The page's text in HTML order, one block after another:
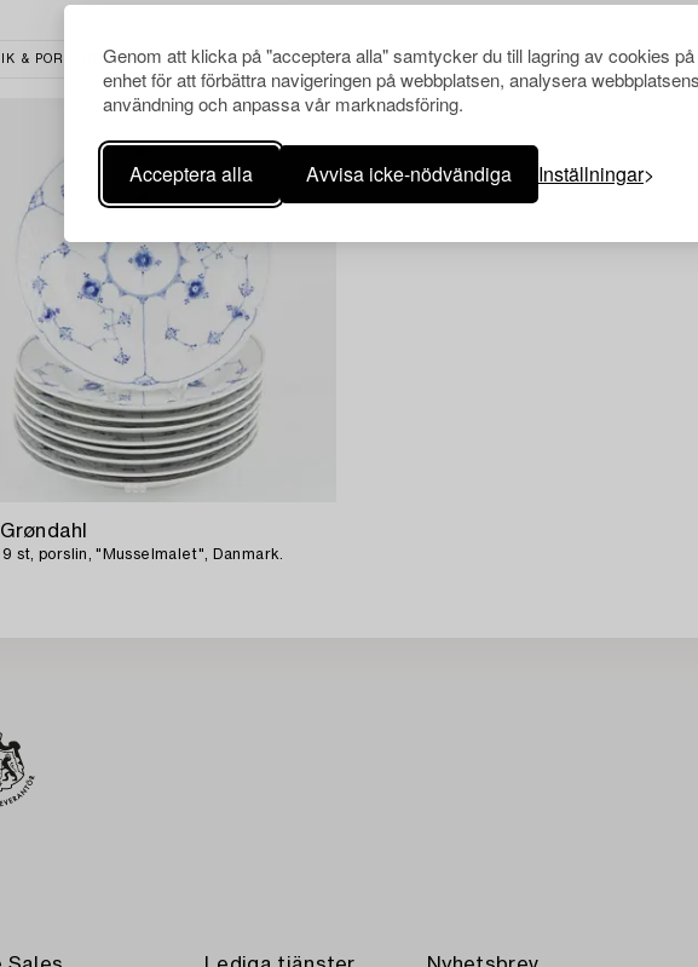
Genom att klicka på "acceptera alla" samtycker du till lagring av cookies
enhet för att förbättra navigeringen på webbplatsen, analysera webbplatsens
användning och anpassa vår marknadsföring.
Acceptera alla Avvisa icke-nödvändiga Inställningar
& PORSLIN SKANDINAVISKT RENSA ALLA
st, porslin, "Musselmalet", Danmark.